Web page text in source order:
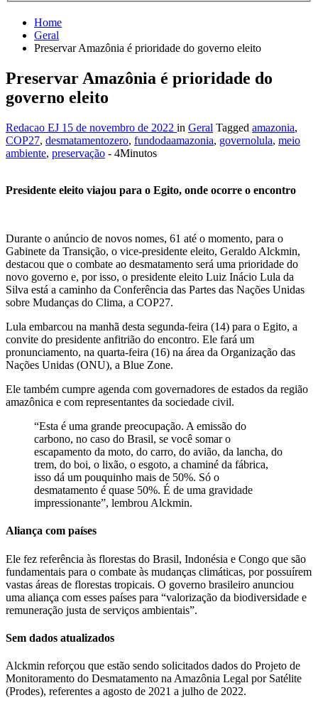
Home
Geral
Preservar Amazônia é prioridade do governo eleito
Preservar Amazônia é prioridade do
governo eleito
Redacao EJ 15 de novembro de 2022 in Geral Tagged amazonia,
COP27, desmatamentozero, fundodaamazonia, governolula, meio
ambiente, preservação - 4Minutos
Presidente eleito viajou para o Egito, onde ocorre o encontro
Durante o anúncio de novos nomes, 61 até o momento, para o
Gabinete da Transição, o vice-presidente eleito, Geraldo Alckmin,
destacou que o combate ao desmatamento será uma prioridade do
novo governo e, por isso, o presidente eleito Luiz Inácio Lula da
Silva está a caminho da Conferência das Partes das Nações Unidas
sobre Mudanças do Clima, a COP27.
Lula embarcou na manhã desta segunda-feira (14) para o Egito, a
convite do presidente anfitrião do encontro. Ele fará um
pronunciamento, na quarta-feira (16) na área da Organização das
Nações Unidas (ONU), a Blue Zone.
Ele também cumpre agenda com governadores de estados da região
amazônica e com representantes da sociedade civil.
“Esta é uma grande preocupação. A emissão do
carbono, no caso do Brasil, se você somar o
escapamento da moto, do carro, do avião, da lancha, do
trem, do boi, o lixão, o esgoto, a chaminé da fábrica,
isso dá um pouquinho mais de 50%. Só o
desmatamento é quase 50%. É de uma gravidade
impressionante”, lembrou Alckmin.
Aliança com países
Ele fez referência às florestas do Brasil, Indonésia e Congo que são
fundamentais para o combate às mudanças climáticas, por possuírem
vastas áreas de florestas tropicais. O governo brasileiro anunciou
uma aliança com esses países para “valorização da biodiversidade e
remuneração justa de serviços ambientais”.
Sem dados atualizados
Alckmin reforçou que estão sendo solicitados dados do Projeto de
Monitoramento do Desmatamento na Amazônia Legal por Satélite
(Prodes), referentes a agosto de 2021 a julho de 2022.